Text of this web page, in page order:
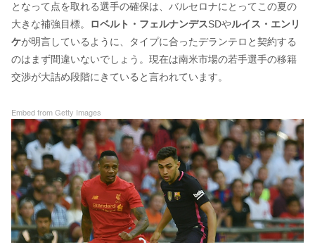
となって点を取れる選手の確保は、バルセロナにとってこの夏の
大きな補強目標。
ロベルト・フェルナンデスSDやルイス・エンリ
ケが明言しているように、タイプに合ったデランテロと契約する
のはまず間違いないでしょう。現在は南米市場の若手選手の移籍
交渉が大詰め段階にきていると言われています。
Embed from Getty Images